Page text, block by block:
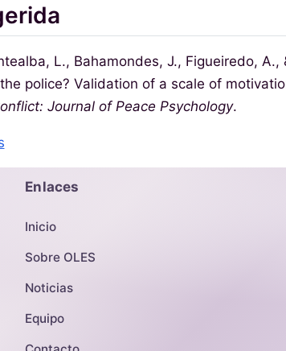
L., Bahamondes, J., Figueiredo,
police? Validation of a scale of
Journal of Peace Psychology.
Enlaces
Inicio
Sobre OLES
Noticias
Equipo